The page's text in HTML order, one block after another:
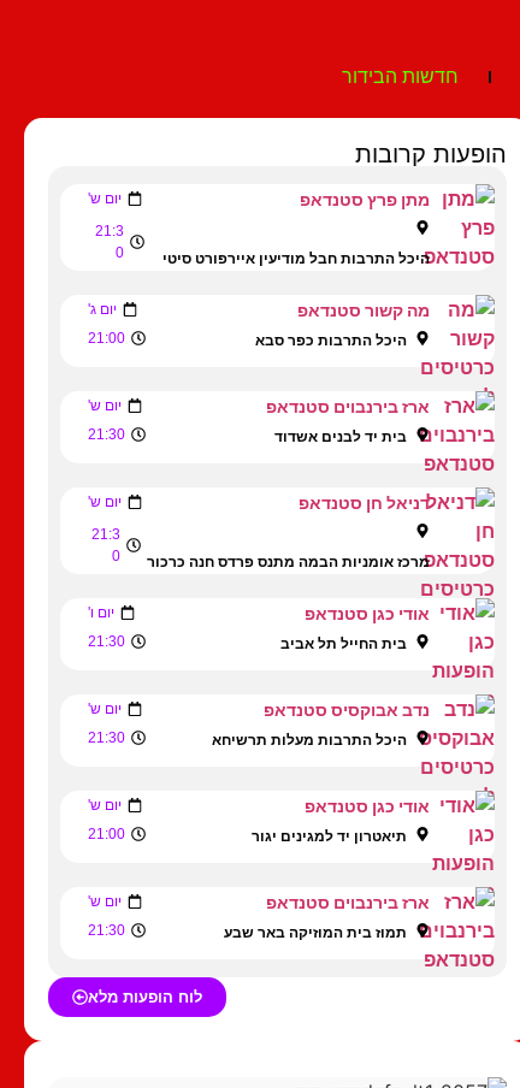
חדשות הבידור
הופעות קרובות
מתן פרץ סטנדאפ יום ש'
היכל התרבות חבל מודיעין איירפורט סיטי
21:3
0
מה קשור סטנדאפ יום ג'
היכל התרבות כפר סבא 21:00
ארז בירנבוים סטנדאפ יום ש'
בית יד לבנים אשדוד 21:30
דניאל חן סטנדאפ יום ש'
מרכז אומניות הבמה מתנס פרדס חנה כרכור
21:3
0
אודי כגן סטנדאפ יום ו'
בית החייל תל אביב 21:30
נדב אבוקסיס סטנדאפ יום ש'
היכל התרבות מעלות תרשיחא 21:30
אודי כגן סטנדאפ יום ש'
תיאטרון יד למגינים יגור 21:00
ארז בירנבוים סטנדאפ יום ש'
תמוז בית המוזיקה באר שבע 21:30
לוח הופעות מלא